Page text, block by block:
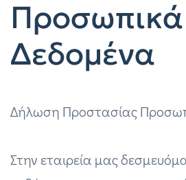
Προσωπικά
Δεδομένα
Δήλωση Προστασίας
Στην εταιρεία μας